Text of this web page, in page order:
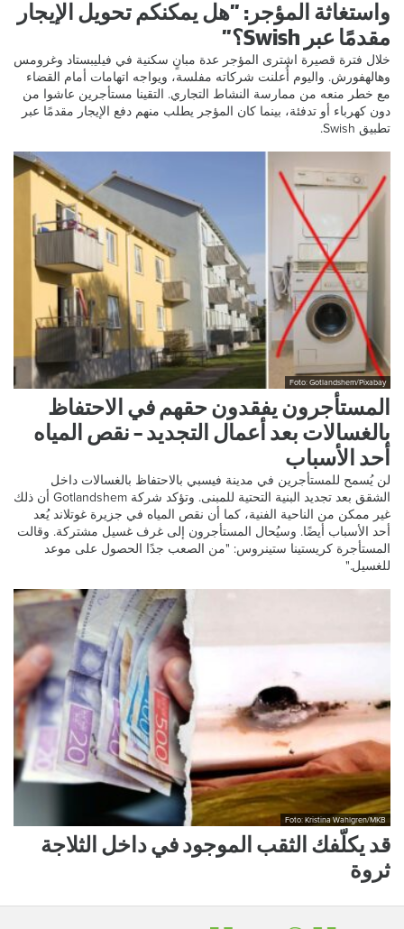
واستغاثة المؤجر: ”هل يمكنكم تحويل الإيجار
مقدمًا عبر Swish؟”
خلال فترة قصيرة اشترى المؤجر عدة مبانٍ سكنية في فيليبستاد وغرومس
وهالهفورش. واليوم أُعلنت شركاته مفلسة، ويواجه اتهامات أمام القضاء
مع خطر منعه من ممارسة النشاط التجاري. التقينا مستأجرين عاشوا من
دون كهرباء أو تدفئة، بينما كان المؤجر يطلب منهم دفع الإيجار مقدمًا عبر
تطبيق Swish.
Foto: Gotlandshem/Pixabay
المستأجرون يفقدون حقهم في الاحتفاظ
بالغسالات بعد أعمال التجديد – نقص المياه
أحد الأسباب
لن يُسمح للمستأجرين في مدينة فيسبي بالاحتفاظ بالغسالات داخل
الشقق بعد تجديد البنية التحتية للمبنى. وتؤكد شركة Gotlandshem أن ذلك
غير ممكن من الناحية الفنية، كما أن نقص المياه في جزيرة غوتلاند يُعد
أحد الأسباب أيضًا. وسيُحال المستأجرون إلى غرف غسيل مشتركة. وقالت
المستأجرة كريستينا ستينروس: "من الصعب جدًا الحصول على موعد
للغسيل."
Foto: Kristina Wahlgren/MKB
قد يكلّفك الثقب الموجود في داخل الثلاجة
ثروة